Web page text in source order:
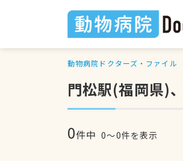
動物病院ドクターズ・ファイル
門松駅(福岡県)
0件中 0〜0件を表示